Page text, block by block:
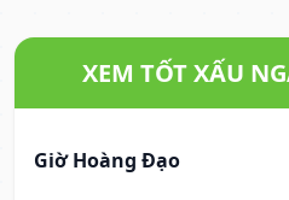
XEM TỐT XẤU
Giờ Hoàng Đạo